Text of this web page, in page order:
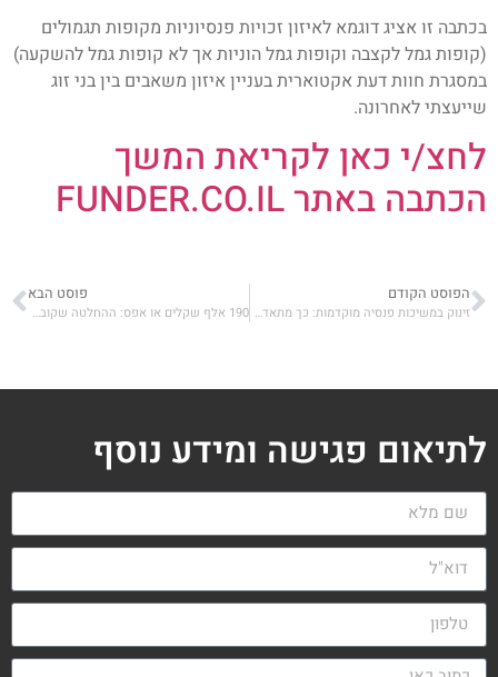
בכתבה זו אציג דוגמא לאיזון זכויות פנסיוניות מקופות תגמולים
(קופות גמל לקצבה וקופות גמל הוניות אך לא קופות גמל להשקעה)
במסגרת חוות דעת אקטוארית בעניין איזון משאבים בין בני זוג
שייעצתי לאחרונה.
לחצ/י כאן לקריאת המשך
הכתבה באתר FUNDER.CO.IL
הפוסט הקודם
זינוק במשיכות פנסיה מוקדמות: כך מתאדה החיסכון של הציבור
פוסט הבא
190 אלף שקלים או אפס: ההחלטה שקובעת את עתיד הפרישה שלכם
לתיאום פגישה ומידע נוסף